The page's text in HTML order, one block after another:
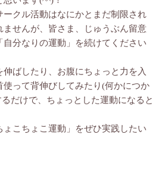
ークル活動はなにかとまだ制限され
ませんが、皆さま、じゅうぶん留意
自分なりの運動」を続けてください
ばしたり、お腹にちょっと力を入
使って背伸びしてみたり(何かにつか
だけで、ちょっとした運動になると
こちょこ運動」をぜひ実践したい